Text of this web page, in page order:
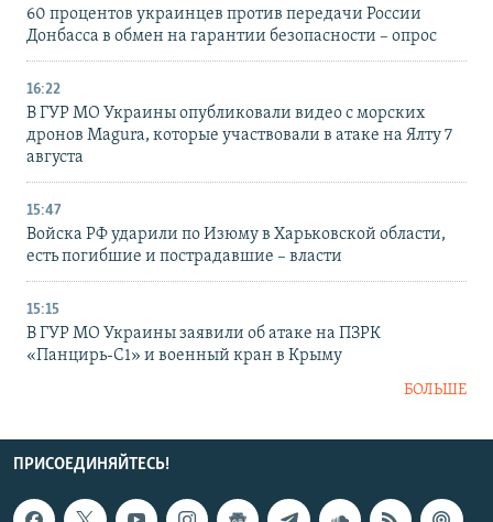
60 процентов украинцев против передачи России
Донбасса в обмен на гарантии безопасности – опрос
16:22
В ГУР МО Украины опубликовали видео с морских
дронов Magura, которые участвовали в атаке на Ялту 7
августа
15:47
Войска РФ ударили по Изюму в Харьковской области,
есть погибшие и пострадавшие – власти
15:15
В ГУР МО Украины заявили об атаке на ПЗРК
«Панцирь-С1» и военный кран в Крыму
БОЛЬШЕ
ПРИСОЕДИНЯЙТЕСЬ!